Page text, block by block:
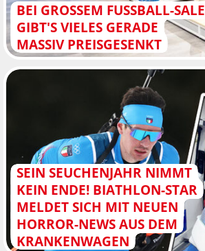
BEI GROSSEM FUSSBALL-SALE GI
BT'S VIELES GERADE MA
SSIV PREISGESENKT
SEIN SEUCHENJAHR NIMMT
KEIN ENDE! BIATHLON-STAR
MELDET SICH MIT NEUEN
HORROR-NEWS AUS DEM
KRANKENWAGEN